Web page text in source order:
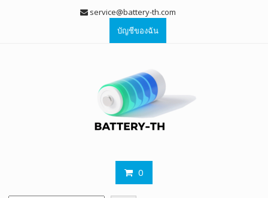
service@battery-th.com
บัญชีของฉัน
0